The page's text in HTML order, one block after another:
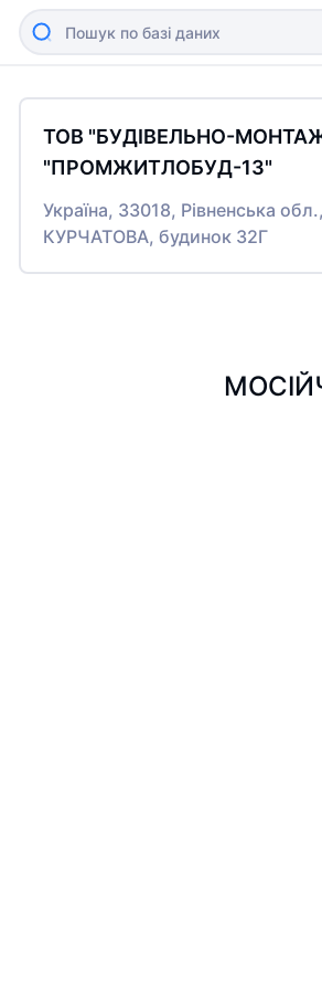
ТОВ "БУДІВЕЛЬНО-
"ПРОМЖИТЛОБУД-13"
Україна, 33018, Рівненська
КУРЧАТОВА, будинок 32Г